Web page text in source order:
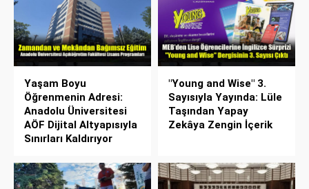
Yaşam Boyu
Öğrenmenin Adresi:
Anadolu Üniversitesi
AÖF Dijital Altyapısıyla
Sınırları Kaldırıyor
"Young and Wise" 3.
Sayısıyla Yayında: Lüle
Taşından Yapay
Zekâya Zengin İçerik